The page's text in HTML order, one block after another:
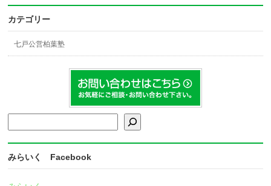
カテゴリー
七戸公営柏葉塾
みらいく Facebook